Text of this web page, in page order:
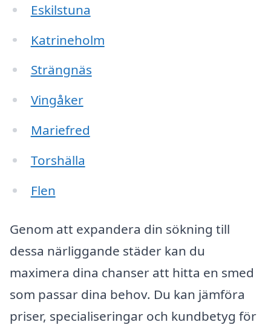
Eskilstuna
Katrineholm
Strängnäs
Vingåker
Mariefred
Torshälla
Flen
Genom att expandera din sökning till
dessa närliggande städer kan du
maximera dina chanser att hitta en smed
som passar dina behov. Du kan jämföra
priser, specialiseringar och kundbetyg för